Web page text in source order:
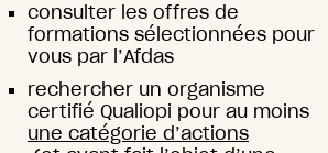
consulter les offres de
formations sélectionnées pour
vous par l’Afdas
rechercher un organisme
certifié Qualiopi pour au moins
une catégorie d’actions